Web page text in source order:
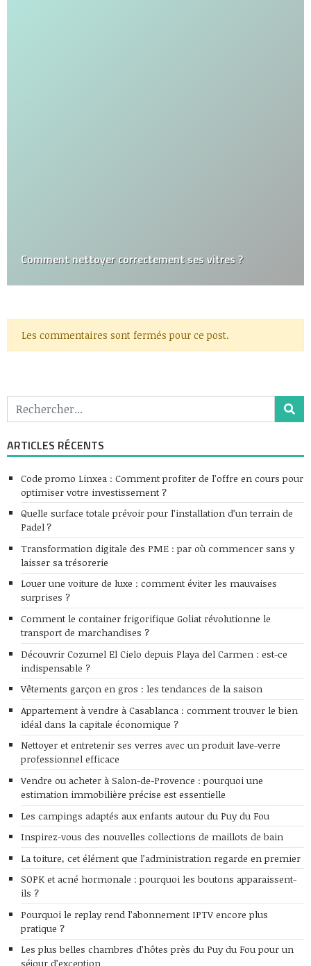
Comment nettoyer correctement ses vitres ?
Les commentaires sont fermés pour ce post.
ARTICLES RÉCENTS
Code promo Linxea : Comment profiter de l’offre en cours pour
optimiser votre investissement ?
Quelle surface totale prévoir pour l’installation d’un terrain de
Padel ?
Transformation digitale des PME : par où commencer sans y
laisser sa trésorerie
Louer une voiture de luxe : comment éviter les mauvaises
surprises ?
Comment le container frigorifique Goliat révolutionne le
transport de marchandises ?
Découvrir Cozumel El Cielo depuis Playa del Carmen : est-ce
indispensable ?
Vêtements garçon en gros : les tendances de la saison
Appartement à vendre à Casablanca : comment trouver le bien
idéal dans la capitale économique ?
Nettoyer et entretenir ses verres avec un produit lave-verre
professionnel efficace
Vendre ou acheter à Salon-de-Provence : pourquoi une
estimation immobilière précise est essentielle
Les campings adaptés aux enfants autour du Puy du Fou
Inspirez-vous des nouvelles collections de maillots de bain
La toiture, cet élément que l’administration regarde en premier
SOPK et acné hormonale : pourquoi les boutons apparaissent-
ils ?
Pourquoi le replay rend l’abonnement IPTV encore plus
pratique ?
Les plus belles chambres d’hôtes près du Puy du Fou pour un
séjour d’exception